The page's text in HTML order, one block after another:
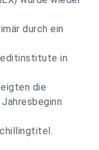
durch ein
in
die